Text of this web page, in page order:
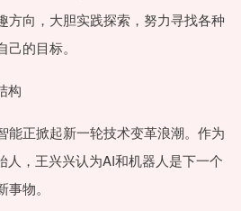
方向，大胆实践探索，努力寻找各种
的目标。
构
能正掀起新一轮技术变革浪潮。作为
人，王兴兴认为AI和机器人是下一个
物。